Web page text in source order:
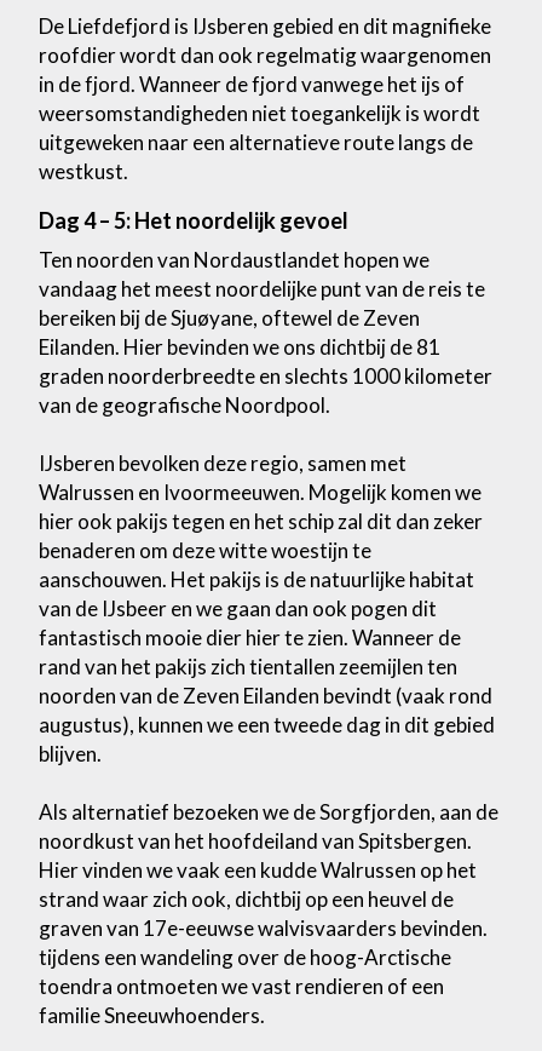
De Liefdefjord is IJsberen gebied en dit magnifieke
roofdier wordt dan ook regelmatig waargenomen
in de fjord. Wanneer de fjord vanwege het ijs of
weersomstandigheden niet toegankelijk is wordt
uitgeweken naar een alternatieve route langs de
westkust.
Dag 4 – 5: Het noordelijk gevoel
Ten noorden van Nordaustlandet hopen we
vandaag het meest noordelijke punt van de reis te
bereiken bij de Sjuøyane, oftewel de Zeven
Eilanden. Hier bevinden we ons dichtbij de 81
graden noorderbreedte en slechts 1000 kilometer
van de geografische Noordpool.
IJsberen bevolken deze regio, samen met
Walrussen en Ivoormeeuwen. Mogelijk komen we
hier ook pakijs tegen en het schip zal dit dan zeker
benaderen om deze witte woestijn te
aanschouwen. Het pakijs is de natuurlijke habitat
van de IJsbeer en we gaan dan ook pogen dit
fantastisch mooie dier hier te zien. Wanneer de
rand van het pakijs zich tientallen zeemijlen ten
noorden van de Zeven Eilanden bevindt (vaak rond
augustus), kunnen we een tweede dag in dit gebied
blijven.
Als alternatief bezoeken we de Sorgfjorden, aan de
noordkust van het hoofdeiland van Spitsbergen.
Hier vinden we vaak een kudde Walrussen op het
strand waar zich ook, dichtbij op een heuvel de
graven van 17e-eeuwse walvisvaarders bevinden.
tijdens een wandeling over de hoog-Arctische
toendra ontmoeten we vast rendieren of een
familie Sneeuwhoenders.